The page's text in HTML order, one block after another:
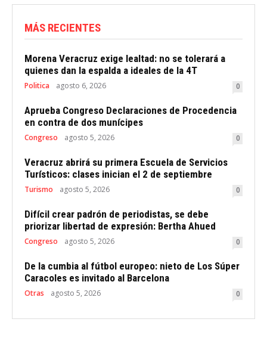
MÁS RECIENTES
Morena Veracruz exige lealtad: no se tolerará a
quienes dan la espalda a ideales de la 4T
Politica agosto 6, 2026 0
Aprueba Congreso Declaraciones de Procedencia
en contra de dos munícipes
Congreso agosto 5, 2026 0
Veracruz abrirá su primera Escuela de Servicios
Turísticos: clases inician el 2 de septiembre
Turismo agosto 5, 2026 0
Difícil crear padrón de periodistas, se debe
priorizar libertad de expresión: Bertha Ahued
Congreso agosto 5, 2026 0
De la cumbia al fútbol europeo: nieto de Los Súper
Caracoles es invitado al Barcelona
Otras agosto 5, 2026 0